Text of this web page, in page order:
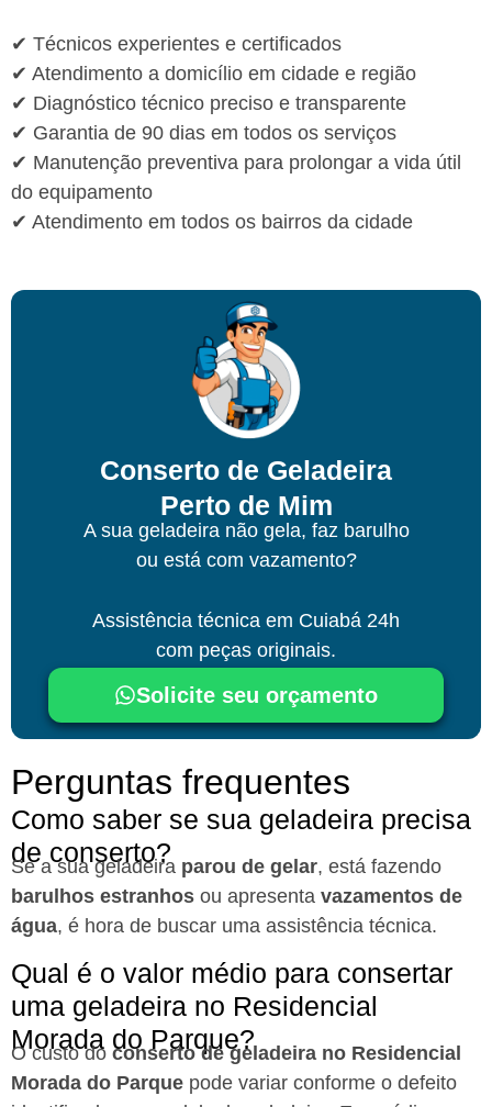
✔ Técnicos experientes e certificados
✔ Atendimento a domicílio em cidade e região
✔ Diagnóstico técnico preciso e transparente
✔ Garantia de 90 dias em todos os serviços
✔ Manutenção preventiva para prolongar a vida útil
do equipamento
✔ Atendimento em todos os bairros da cidade
Conserto de Geladeira
Perto de Mim
A sua geladeira não gela, faz barulho
ou está com vazamento?
Assistência técnica em Cuiabá 24h
com peças originais.
Solicite seu orçamento
Perguntas frequentes
Como saber se sua geladeira precisa
de conserto?
Se a sua geladeira parou de gelar, está fazendo
barulhos estranhos ou apresenta vazamentos de
água, é hora de buscar uma assistência técnica.
Qual é o valor médio para consertar
uma geladeira no Residencial
Morada do Parque?
O custo do conserto de geladeira no Residencial
Morada do Parque pode variar conforme o defeito